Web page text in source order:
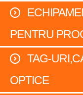
PENTRU
TAG-
OPTICE